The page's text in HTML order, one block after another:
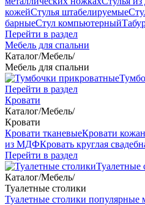
кожейСтулья штабелируемые
барныеСтул компьютерный
Перейти в раздел
Мебель для спальни
Каталог/Мебель/
Мебель для спальни
Перейти в раздел
Кровати
Каталог/Мебель/
Кровати
Кровати тканевыеКровати
из МДФКровать круглая
Перейти в раздел
Туалетные
Каталог/Мебель/
Туалетные столики
Туалетные столики популярные